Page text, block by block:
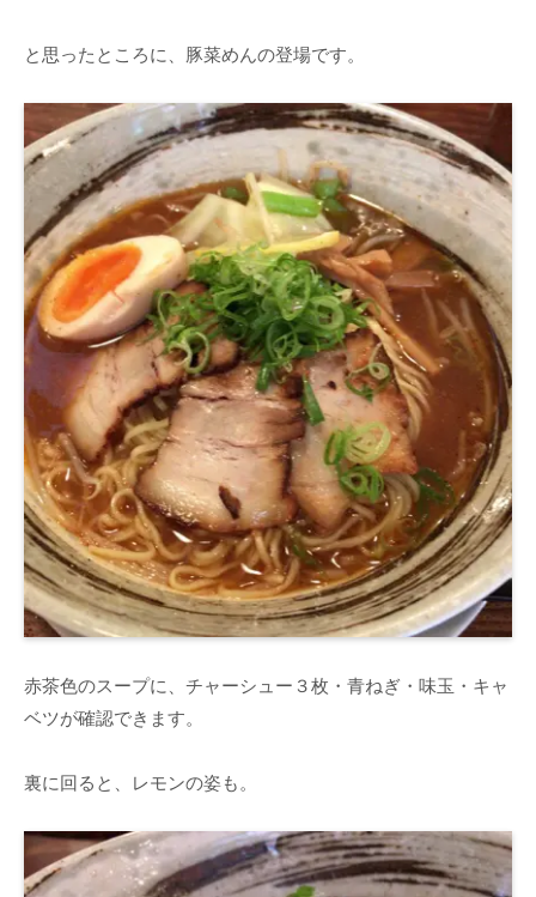
と思ったところに、豚菜めんの登場です。
赤茶色のスープに、チャーシュー３枚・青ねぎ・味玉・キャ
ベツが確認できます。
裏に回ると、レモンの姿も。